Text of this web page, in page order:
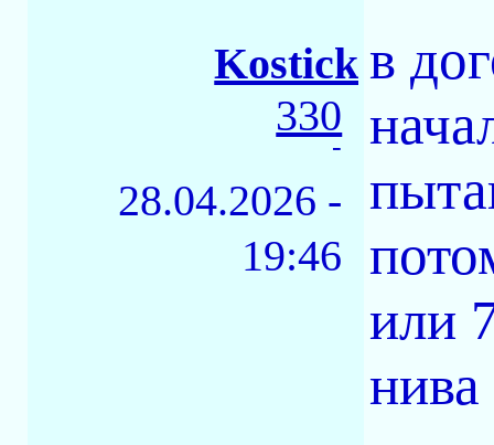
Kostick
330
-
28.04.2026 -
19:46
в
или